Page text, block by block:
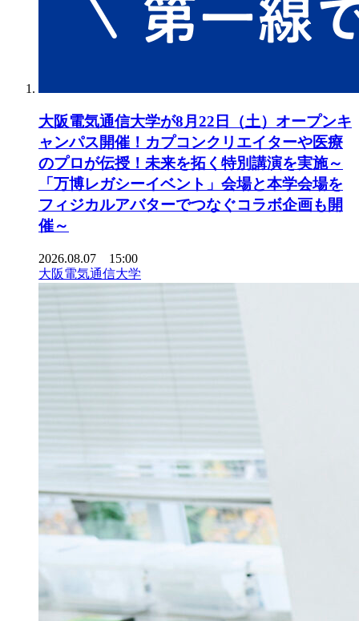
大阪電気通信大学が8月22日（土）オープンキ
ャンパス開催！カプコンクリエイターや医療
のプロが伝授！未来を拓く特別講演を実施～
「万博レガシーイベント」会場と本学会場を
フィジカルアバターでつなぐコラボ企画も開
催～
2026.08.07 15:00
大阪電気通信大学